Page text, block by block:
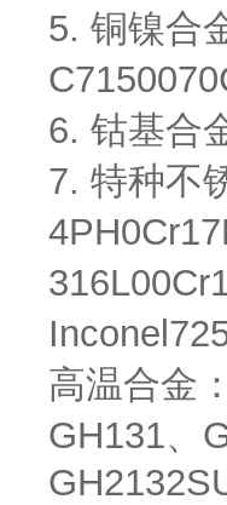
5. 铜镍合
6. 钴基合
7. 特种不
高温合金
GH131、